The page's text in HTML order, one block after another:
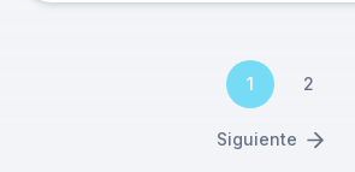
1 2
Siguiente